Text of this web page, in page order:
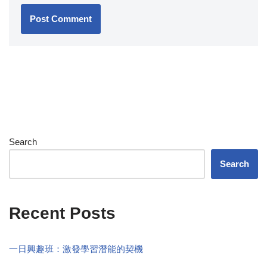
Search
Search
Recent Posts
一日興趣班：激發學習潛能的契機